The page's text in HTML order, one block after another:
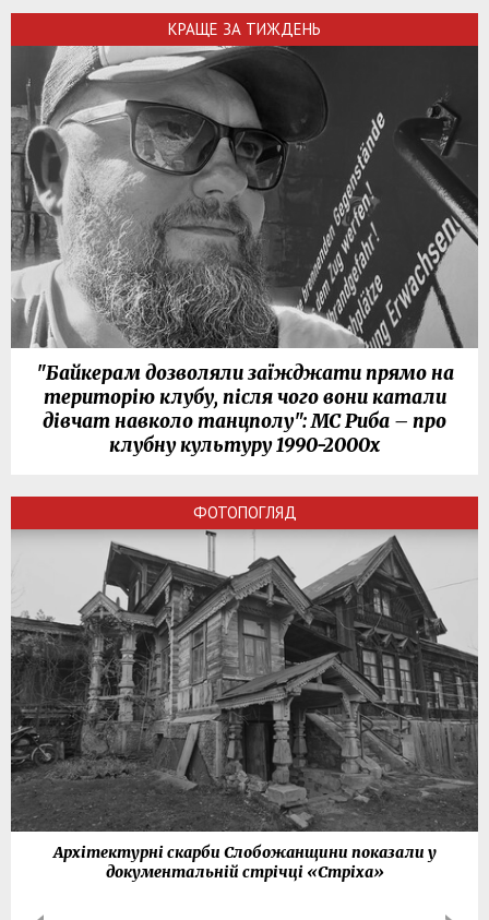
КРАЩЕ ЗА ТИЖДЕНЬ
"Байкерам дозволяли заїжджати прямо на
територію клубу, після чого вони катали
дівчат навколо танцполу": МС Риба – про
клубну культуру 1990-2000х
ФОТОПОГЛЯД
Архітектурні скарби Слобожанщини показали у
документальній стрічці «Стріха»